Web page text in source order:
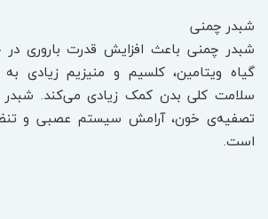
شبدر چمنی
شبدر چمنی باعث افزایش قدرت باروری
گیاه ویتامین، کلسیم و منیزیم زیادی
سلامت کلی بدن کمک زیادی می‌کند.
تصفیه‌ی خون، آرامش سیستم عصبی و
است.